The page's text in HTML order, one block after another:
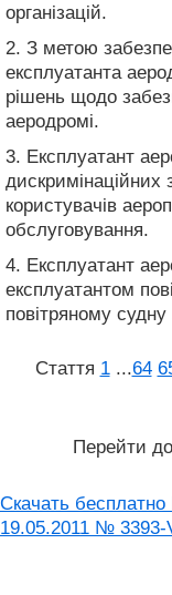
організацій.
2. З метою
експлуатанта
рішень щодо
аеродромі.
3. Експлуатант
дискримінаційних
користувачів
обслуговування.
4. Експлуатант
експлуатантом
повітряному
Стаття 1 ...64
Перейти до
Скачать бесплатно
19.05.2011 № 3393-